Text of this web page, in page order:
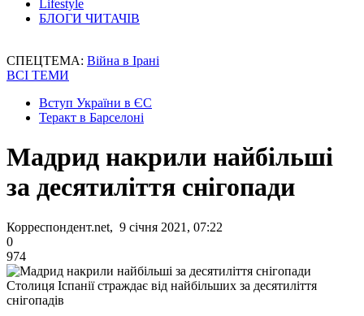
Lifestyle
БЛОГИ ЧИТАЧІВ
СПЕЦТЕМА: Війна в Ірані
ВСІ ТЕМИ
Вступ України в ЄС
Теракт в Барселоні
Мадрид накрили найбільші
за десятиліття снігопади
Корреспондент.net, 9 січня 2021, 07:22
0
974
Столиця Іспанії страждає від найбільших за десятиліття
снігопадів